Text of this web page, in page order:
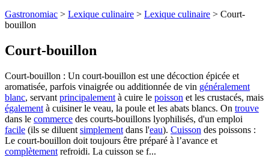
Gastronomiac > Lexique culinaire > Lexique culinaire > Court-
bouillon
Court-bouillon
Court-bouillon : Un court-bouillon est une décoction épicée et
aromatisée, parfois vinaigrée ou additionnée de vin généralement
blanc, servant principalement à cuire le poisson et les crustacés, mais
également à cuisiner le veau, la poule et les abats blancs. On trouve
dans le commerce des courts-bouillons lyophilisés, d'un emploi
facile (ils se diluent simplement dans l'eau). Cuisson des poissons :
Le court-bouillon doit toujours être préparé à l’avance et
complètement refroidi. La cuisson se f...